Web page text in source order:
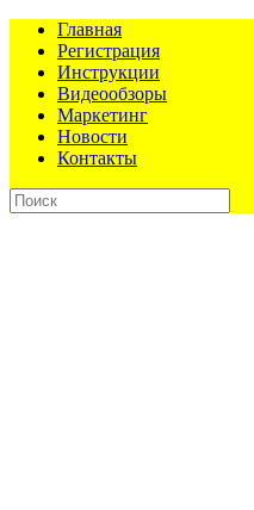
Главная
Регистрация
Инструкции
Видеообзоры
Маркетинг
Новости
Контакты